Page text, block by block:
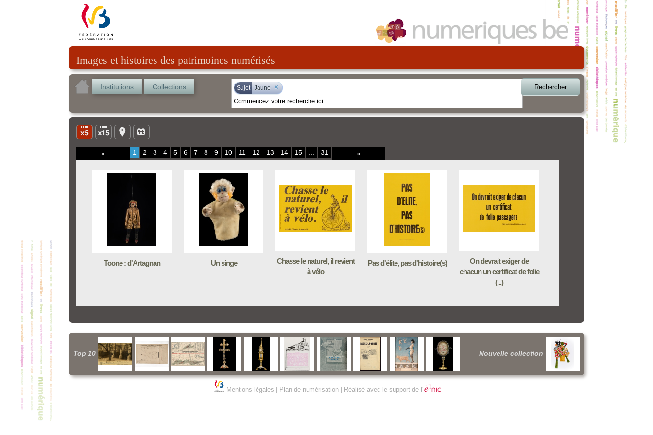
Images et histoires des patrimoines numérisés
Institutions Collections Sujet Jaune × Rechercher
« 1 2 3 4 5 6 7 8 9 10 11 12 13 14 15 31 »
Toone : d'Artagnan Un singe
Chasse le naturel, il revient
à vélo
Pas d'élite, pas d'histoire(s)
On devrait exiger de
chacun un certificat de folie
(...)
Top 10 Nouvelle collection
Mentions légales Plan de numérisation| Réalisé avec le support de l'